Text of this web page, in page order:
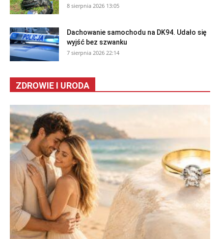
8 sierpnia 2026 13:05
Dachowanie samochodu na DK94. Udało się
wyjść bez szwanku
7 sierpnia 2026 22:14
ZDROWIE I URODA